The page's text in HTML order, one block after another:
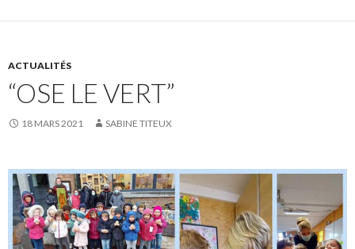
ACTUALITÉS
“OSE LE VERT”
18 MARS 2021 SABINE TITEUX